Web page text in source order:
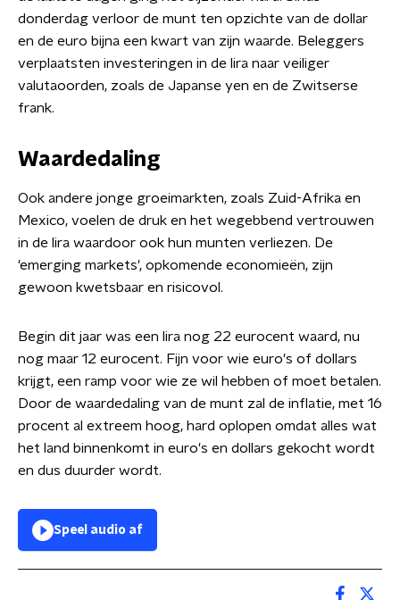
donderdag verloor de munt ten opzichte van de dollar
en de euro bijna een kwart van zijn waarde. Beleggers
verplaatsten investeringen in de lira naar veiliger
valutaoorden, zoals de Japanse yen en de Zwitserse
frank.
Waardedaling
Ook andere jonge groeimarkten, zoals Zuid-Afrika en
Mexico, voelen de druk en het wegebbend vertrouwen
in de lira waardoor ook hun munten verliezen. De
'emerging markets', opkomende economieën, zijn
gewoon kwetsbaar en risicovol.
Begin dit jaar was een lira nog 22 eurocent waard, nu
nog maar 12 eurocent. Fijn voor wie euro's of dollars
krijgt, een ramp voor wie ze wil hebben of moet betalen.
Door de waardedaling van de munt zal de inflatie, met 16
procent al extreem hoog, hard oplopen omdat alles wat
het land binnenkomt in euro's en dollars gekocht wordt
en dus duurder wordt.
Speel audio af